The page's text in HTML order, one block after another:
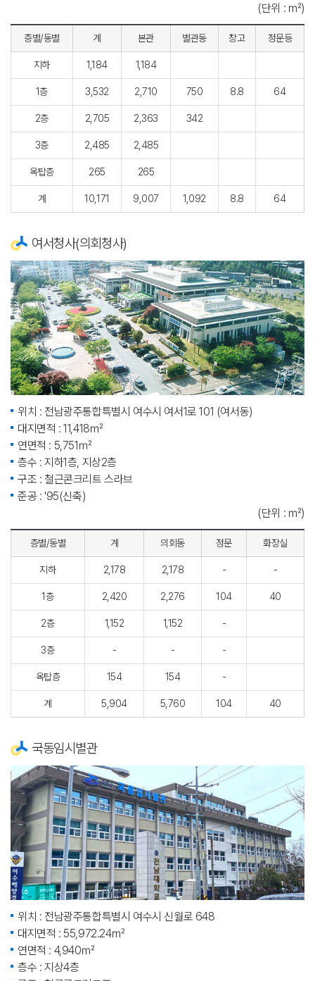
(단위 : ㎡)
층별/동별 계 본관 별관동 창고 정문등
지하 1,184 1,184
1층 3,532 2,710 750 8.8 64
2층 2,705 2,363 342
3층 2,485 2,485
옥탑층 265 265
계 10,171 9,007 1,092 8.8 64
여서청사(의회청사)
위치 : 전남광주통합특별시 여수시 여서1로 101 (여서동)
대지면적 : 11,418㎡
연면적 : 5,751㎡
층수 : 지하1층, 지상2층
구조 : 철근콘크리트 스라브
준공 : '95(신축)
(단위 : ㎡)
층별/동별 계 의회동 정문 화장실
지하 2,178 2,178 - -
1층 2,420 2,276 104 40
2층 1,152 1,152 -
3층 - - -
옥탑층 154 154 -
계 5,904 5,760 104 40
국동임시별관
위치 : 전남광주통합특별시 여수시 신월로 648
대지면적 : 55,972.24㎡
연면적 : 4,940㎡
층수 : 지상4층